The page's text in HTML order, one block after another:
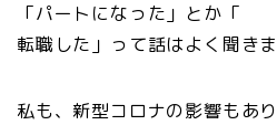
「パートになった」とか「
転職した」って話はよく聞きま
私も、新型コロナの影響もあ